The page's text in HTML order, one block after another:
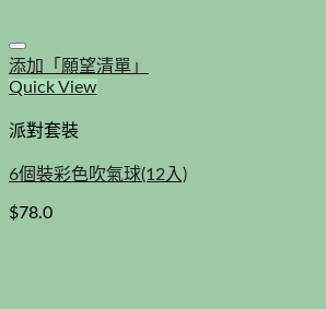
添加「願望清單」
Quick View
派對套裝
6個裝彩色吹氣球(12入)
$78.0